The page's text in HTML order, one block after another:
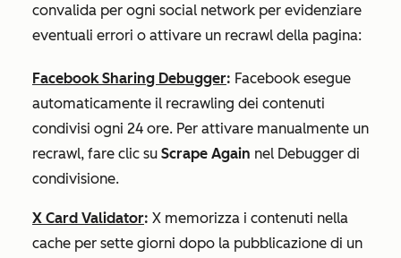
convalida per ogni social network per evidenziare
eventuali errori o attivare un recrawl della pagina:
Facebook Sharing Debugger: Facebook esegue
automaticamente il recrawling dei contenuti
condivisi ogni 24 ore. Per attivare manualmente un
recrawl, fare clic su Scrape Again nel Debugger di
condivisione.
X Card Validator: X memorizza i contenuti nella
cache per sette giorni dopo la pubblicazione di un